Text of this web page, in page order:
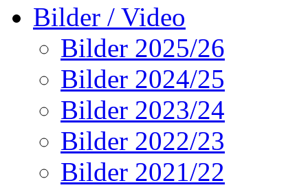
Bilder / Video
Bilder 2025/26
Bilder 2024/25
Bilder 2023/24
Bilder 2022/23
Bilder 2021/22